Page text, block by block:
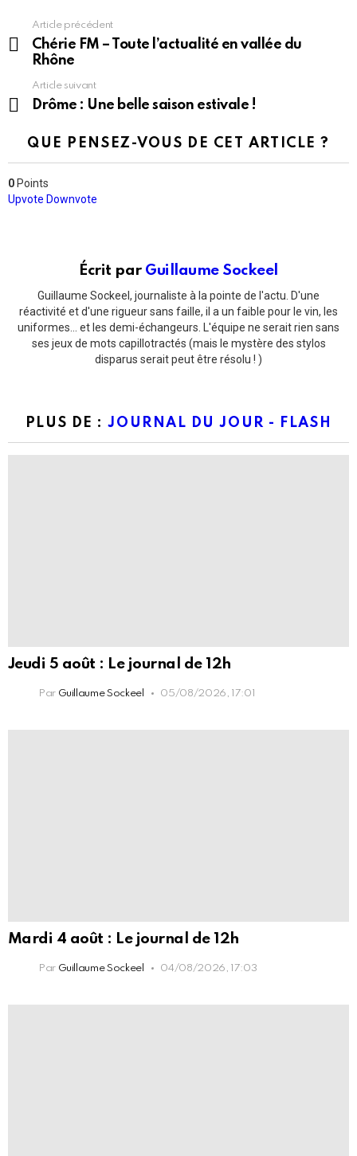
voir
Article précédent
Chérie FM – Toute l’actualité en vallée du
Rhône
Article suivant
Drôme : Une belle saison estivale !
QUE PENSEZ-VOUS DE CET ARTICLE ?
0 Points
Upvote Downvote
Écrit par Guillaume Sockeel
Guillaume Sockeel, journaliste à la pointe de l'actu. D'une
réactivité et d'une rigueur sans faille, il a un faible pour le vin, les
uniformes... et les demi-échangeurs. L'équipe ne serait rien sans
ses jeux de mots capillotractés (mais le mystère des stylos
disparus serait peut être résolu ! )
PLUS DE :JOURNAL DU JOUR - FLASH
Jeudi 5 août : Le journal de 12h
Par Guillaume Sockeel 05/08/2026, 17:01
Mardi 4 août : Le journal de 12h
Par Guillaume Sockeel 04/08/2026, 17:03